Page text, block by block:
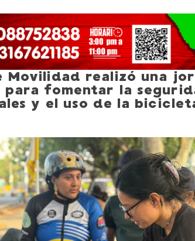
Movilidad realizó una
para fomentar la
y el uso de la